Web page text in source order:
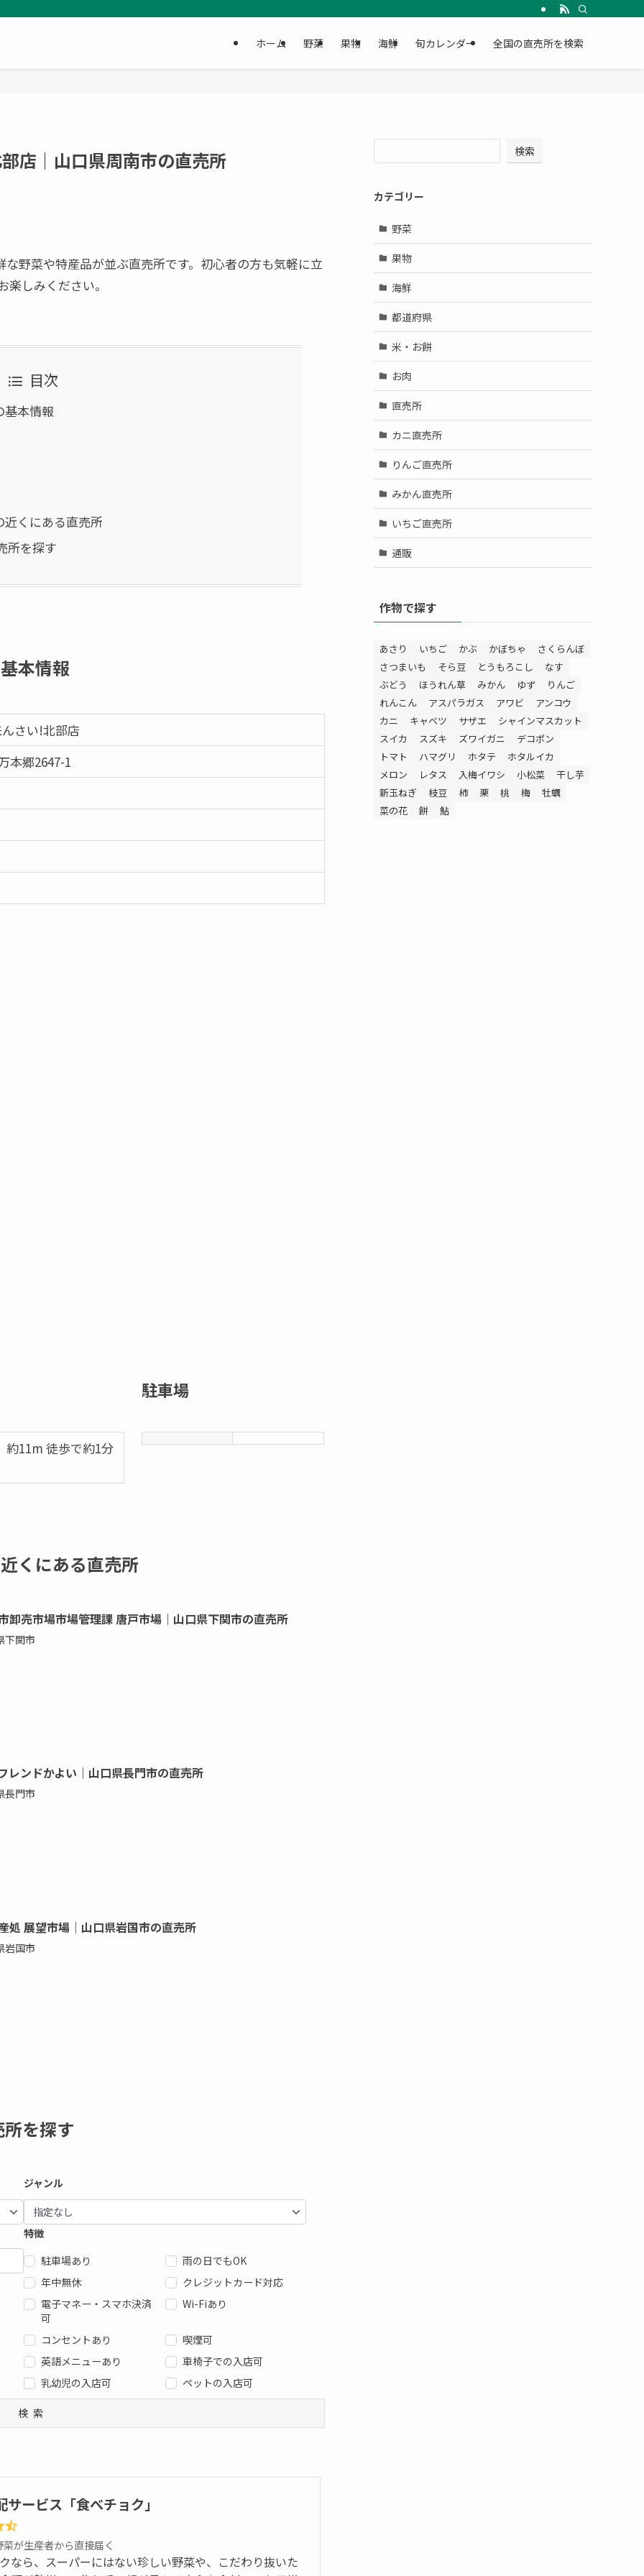
ホーム 野菜 果物 海鮮 旬カレンダー 全国の直売所を検索
店｜山口県周南市の直売所
野菜や特産品が並ぶ直売所です。初心者の方も気軽に立
しみください。
目次
基本情報
くにある直売所
所を探す
本情報
さい!北部店
本郷2647-1
約11m 徒歩で約1分
駐車場
くにある直売所
卸売市場市場管理課 唐戸市場｜山口県下関市の直売所
下関市
レンドかよい｜山口県長門市の直売所
長門市
処 展望市場｜山口県岩国市の直売所
岩国市
を探す
ジャンル
特徴
駐車場あり
雨の日でもOK
年中無休
クレジットカード対応
電子マネー・スマホ決済
可
Wi-Fiあり
コンセントあり
喫煙可
英語メニューあり
車椅子での入店可
乳幼児の入店可
ペットの入店可
検索
サービス「食べチョク」
が生産者から直接届く
なら、スーパーにはない珍しい野菜や、こだわり抜いた
検索
カテゴリー
野菜
果物
海鮮
都道府県
米・お餅
お肉
直売所
カニ直売所
りんご直売所
みかん直売所
いちご直売所
通販
作物で探す
あさり いちご かぶ かぼちゃ
さくらんぼ
さつまいも
そら豆 とうもろこし
なす
ぶどう
ほうれん草 みかん ゆず
りんご
れんこん
アスパラガス アワビ
アンコウ
カニ
キャベツ サザエ
シャインマスカット
スイカ
スズキ ズワイガニ
デコポン
トマト
ハマグリ ホタテ
ホタルイカ
メロン
レタス 入梅イワシ 小松菜
干し芋
新玉ねぎ
枝豆 柿 栗 桃 梅
牡蠣
菜の花
餅 鮎